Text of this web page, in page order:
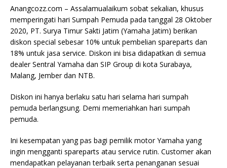
Anangcozz.com – Assalamualaikum sobat sekalian, khusus
memperingati hari Sumpah Pemuda pada tanggal 28 Oktober
2020, PT. Surya Timur Sakti Jatim (Yamaha Jatim) berikan
diskon special sebesar 10% untuk pembelian spareparts dan
18% untuk jasa service. Diskon ini bisa didapatkan di semua
dealer Sentral Yamaha dan SIP Group di kota Surabaya,
Malang, Jember dan NTB.
Diskon ini hanya berlaku satu hari selama hari sumpah
pemuda berlangsung. Demi memeriahkan hari sumpah
pemuda.
Ini kesempatan yang pas bagi pemilik motor Yamaha yang
ingin mengganti spareparts atau service rutin. Customer akan
mendapatkan pelayanan terbaik serta penanganan sesuai